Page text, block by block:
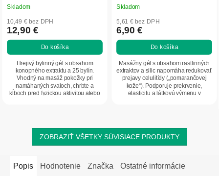
Skladom
10,49 € bez DPH
12,90 €
Do košíka
Hrejivý bylinný gél s obsahom
konopného extraktu a 25 bylín.
Vhodný na masáž pokožky pri
namáhaných svaloch, chrbte a
kĺboch pred fyzickou aktivitou alebo
Skladom
5,61 € bez DPH
6,90 €
Do košíka
Masážny gél s obsahom rastlinných
extraktov a silic napomáha redukovať
prejavy celulitídy („pomarančovej
kože“). Podporuje prekrvenie,
elasticitu a látkovú výmenu v
ZOBRAZIŤ VŠETKY SÚVISIACE PRODUKTY
Popis Hodnotenie Značka Ostatné informácie